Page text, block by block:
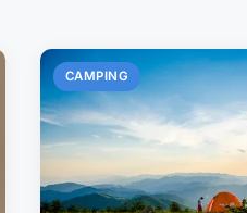
CAMPING